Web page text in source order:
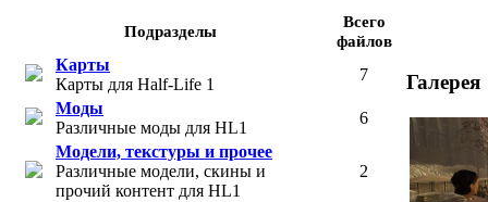
Подразделы
Всего
файлов
Карты
Карты для Half-Life 1
7
Моды
Различные моды для HL1
6
Модели, текстуры и прочее
Различные модели, скины и
прочий контент для HL1
2
Галерея